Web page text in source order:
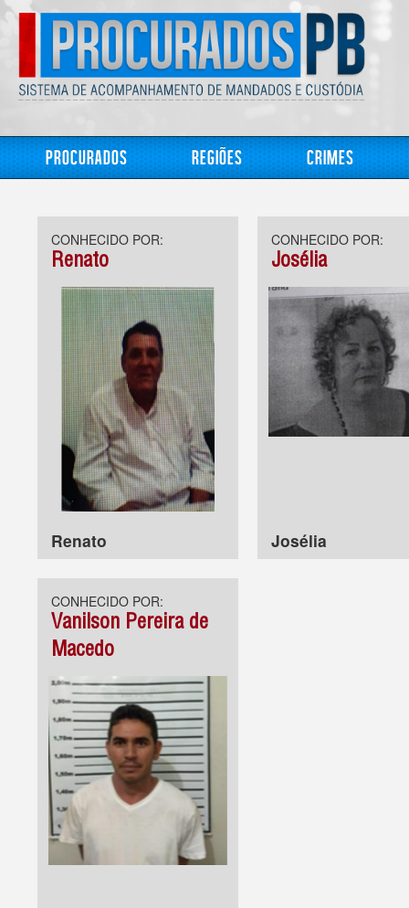
Procurados Regiões Crimes
CONHECIDO POR:
Renato
Renato
CONHECIDO POR:
Josélia
Josélia
CONHECIDO POR:
Vanilson Pereira de
Macedo